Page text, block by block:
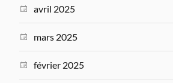
avril 2025
mars 2025
février 2025